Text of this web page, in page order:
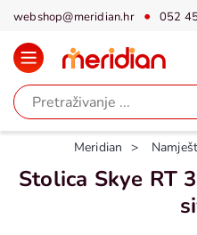
webshop@meridian.hr 052
Meridian
Stolica Skye RT